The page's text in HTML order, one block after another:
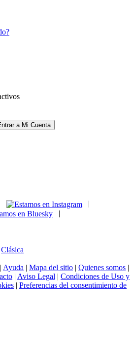
a Mi Cuenta
|
|
Clásica
Ayuda | Mapa del sitio | Quienes somos |
| Aviso Legal | Condiciones de Uso y
| Preferencias del consentimiento de